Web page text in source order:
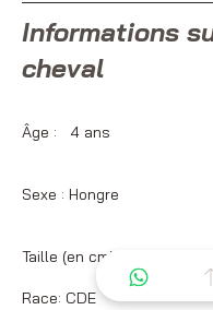
Informations
cheval
Âge : 4
Sexe :
Taille (en cm) : 170
Race: CDE